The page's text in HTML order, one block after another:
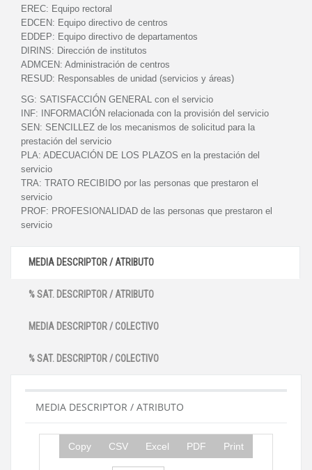
EREC: Equipo rectoral
EDCEN: Equipo directivo de centros
EDDEP: Equipo directivo de departamentos
DIRINS: Dirección de institutos
ADMCEN: Administración de centros
RESUD: Responsables de unidad (servicios y áreas)
SG: SATISFACCIÓN GENERAL con el servicio
INF:
INFORMACIÓN relacionada con la provisión del servicio
SEN: SENCILLEZ de los mecanismos de solicitud para la
prestación del servicio
PLA: ADECUACIÓN DE LOS PLAZOS en la prestación del
servicio
TRA: TRATO RECIBIDO por las personas que prestaron el
servicio
PROF: PROFESIONALIDAD de las personas que prestaron el
servicio
MEDIA DESCRIPTOR / ATRIBUTO
% SAT. DESCRIPTOR / ATRIBUTO
MEDIA DESCRIPTOR / COLECTIVO
% SAT. DESCRIPTOR / COLECTIVO
MEDIA DESCRIPTOR / ATRIBUTO
Copy CSV Excel PDF Print